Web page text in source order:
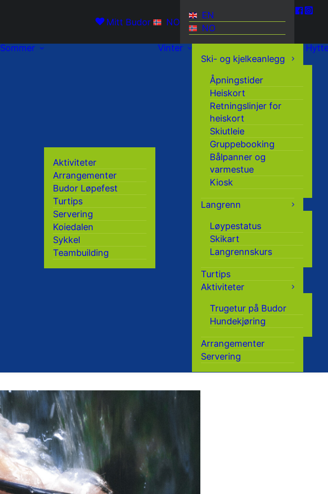
Mitt Budor NO
EN
NO
Sommer
Aktiviteter
Arrangementer
Budor Løpefest
Turtips
Servering
Koiedalen
Sykkel
Teambuilding
Vinter
Ski- og kjelkeanlegg
Åpningstider
Heiskort
Retningslinjer for
heiskort
Skiutleie
Gruppebooking
Bålpanner og
varmestue
Kiosk
Langrenn
Løypestatus
Skikart
Langrennskurs
Turtips
Aktiviteter
Trugetur på Budor
Hundekjøring
Arrangementer
Servering